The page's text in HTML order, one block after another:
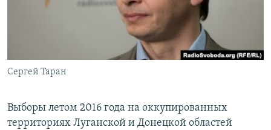
УКРАИНСКАЯ ПРОБЛЕМА КРЫМА
ПРИСОЕДИНЯЙТЕСЬ!
Сергей Таран
Выборы летом 2016 года на оккупированных
территориях Луганской и Донецкой областей